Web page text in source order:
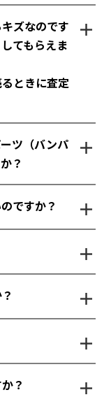
なのか。3年
保険の仕組
取得者が、
ズなのです
てもらえま
ときに査定
＋
ォームよ
でいくらく
りいたしま
板金塗装の
りもおこな
さいませ。
ツ（バンパ
？
＋
交換した方
す。
部品代がお
ですか？ ＋
ーツ交換で
社では修理
額的に交換
正パーツ交
す。
＋
ー様に注文
いません。
＋
り、こちら
す。
＋
時にご利用
？ ＋